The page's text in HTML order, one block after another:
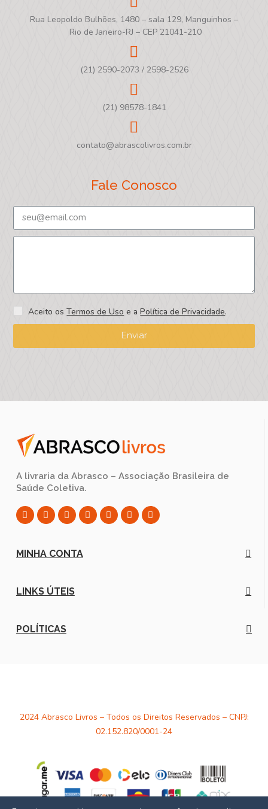
Rua Leopoldo Bulhões, 1480 – sala 129, Manguinhos –
Rio de Janeiro-RJ – CEP 21041-210
(21) 2590-2073 / 2598-2526
(21) 98578-1841
contato@abrascolivros.com.br
Fale Conosco
Aceito osTermos de Uso e aPolítica de Privacidade.
Enviar
A livraria da Abrasco – Associação Brasileira de
Saúde Coletiva.
MINHA CONTA
LINKS ÚTEIS
POLÍTICAS
2024 Abrasco Livros – Todos os Direitos Reservados – CNPJ:
02.152.820/0001-24